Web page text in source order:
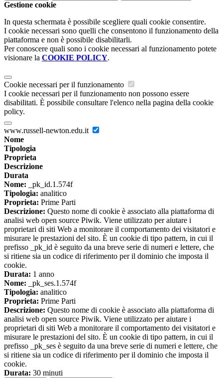
Gestione cookie
In questa schermata è possibile scegliere quali cookie consentire.
I cookie necessari sono quelli che consentono il funzionamento della
piattaforma e non è possibile disabilitarli.
Per conoscere quali sono i cookie necessari al funzionamento potete
visionare la COOKIE POLICY.
Cookie necessari per il funzionamento
I cookie necessari per il funzionamento non possono essere
disabilitati. È possibile consultare l'elenco nella pagina della cookie
policy.
www.russell-newton.edu.it
Nome
Tipologia
Proprieta
Descrizione
Durata
Nome: _pk_id.1.574f
Tipologia: analitico
Proprieta: Prime Parti
Descrizione: Questo nome di cookie è associato alla piattaforma di
analisi web open source Piwik. Viene utilizzato per aiutare i
proprietari di siti Web a monitorare il comportamento dei visitatori e
misurare le prestazioni del sito. È un cookie di tipo pattern, in cui il
prefisso _pk_id è seguito da una breve serie di numeri e lettere, che
si ritiene sia un codice di riferimento per il dominio che imposta il
cookie.
Durata: 1 anno
Nome: _pk_ses.1.574f
Tipologia: analitico
Proprieta: Prime Parti
Descrizione: Questo nome di cookie è associato alla piattaforma di
analisi web open source Piwik. Viene utilizzato per aiutare i
proprietari di siti Web a monitorare il comportamento dei visitatori e
misurare le prestazioni del sito. È un cookie di tipo pattern, in cui il
prefisso _pk_ses è seguito da una breve serie di numeri e lettere, che
si ritiene sia un codice di riferimento per il dominio che imposta il
cookie.
Durata: 30 minuti